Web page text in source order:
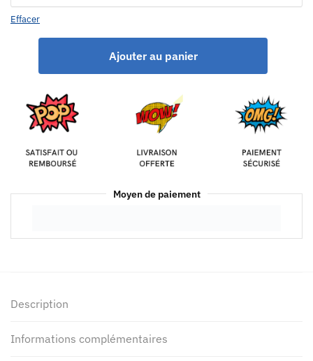
Effacer
Ajouter au panier
Moyen de paiement
Description
Informations complémentaires